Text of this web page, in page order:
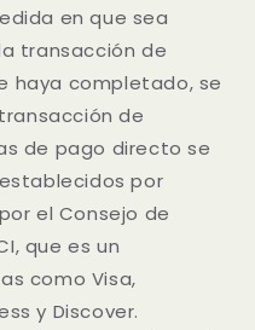
en que sea
transacción de
haya completado, se
de
de pago directo se
por
el Consejo de
que es un
como Visa,
y Discover.